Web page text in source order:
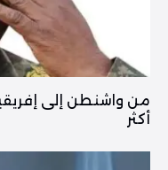
من واشنطن إلى
أكثر